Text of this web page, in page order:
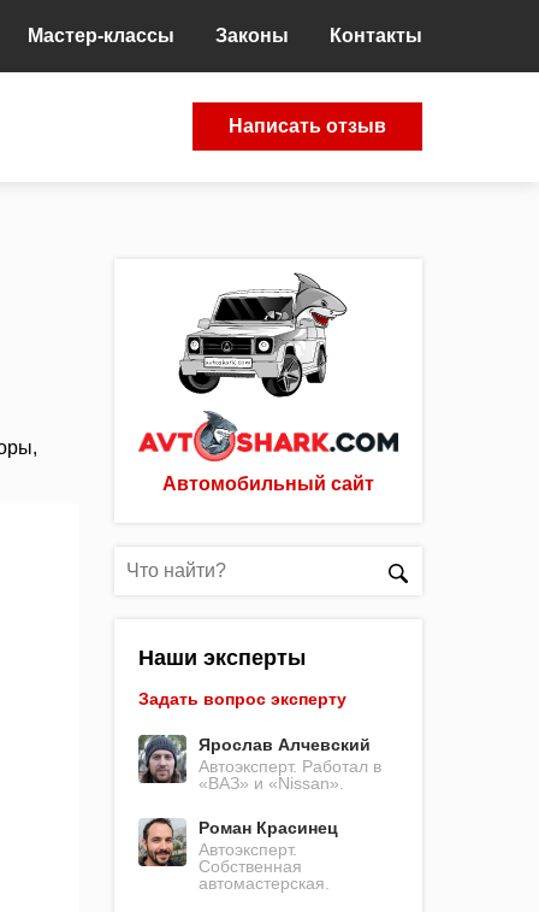
Мастер-классы Законы Контакты
Написать отзыв
Автомобильный сайт
Наши эксперты
Задать вопрос эксперту
Ярослав Алчевский
Автоэксперт. Работал в
«ВАЗ» и «Nissan».
Роман Красинец
Автоэксперт.
Собственная
автомастерская.